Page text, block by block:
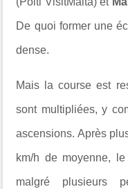
De quoi former une
dense.
Mais la course est
sont multipliées, y
ascensions. Après
km/h de moyenne,
malgré plusieurs